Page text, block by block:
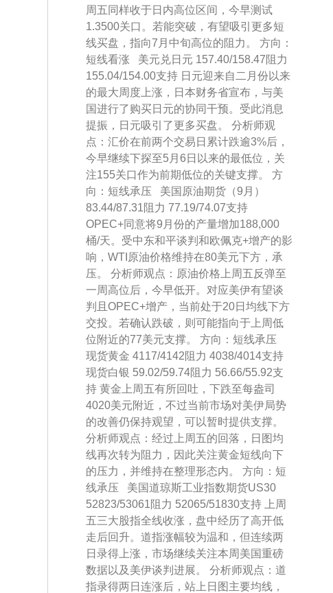
周五同样收于日内高位区间，今早测试
1.3500关口。若能突破，有望吸引更多短
线买盘，指向7月中旬高位的阻力。 方向：
短线看涨 美元兑日元 157.40/158.47阻力
155.04/154.00支持 日元迎来自二月份以来
的最大周度上涨，日本财务省宣布，与美
国进行了购买日元的协同干预。受此消息
提振，日元吸引了更多买盘。 分析师观
点：汇价在前两个交易日累计跌逾3%后，
今早继续下探至5月6日以来的最低位，关
注155关口作为前期低位的关键支撑。 方
向：短线承压 美国原油期货（9月）
83.44/87.31阻力 77.19/74.07支持
OPEC+同意将9月份的产量增加188,000
桶/天。受中东和平谈判和欧佩克+增产的影
响，WTI原油价格维持在80美元下方，承
压。 分析师观点：原油价格上周五反弹至
一周高位后，今早低开。对应美伊有望谈
判且OPEC+增产，当前处于20日均线下方
交投。若确认跌破，则可能指向于上周低
位附近的77美元支撑。 方向：短线承压
现货黄金 4117/4142阻力 4038/4014支持
现货白银 59.02/59.74阻力 56.66/55.92支
持 黄金上周五有所回吐，下跌至每盎司
4020美元附近，不过当前市场对美伊局势
的改善仍保持观望，可以暂时提供支撑。
分析师观点：经过上周五的回落，日图均
线再次转为阻力，因此关注黄金短线向下
的压力，并维持在整理形态内。 方向：短
线承压 美国道琼斯工业指数期货US30
52823/53061阻力 52065/51830支持 上周
五三大股指全线收涨，盘中经历了高开低
走后回升。道指涨幅较为温和，但连续两
日录得上涨，市场继续关注本周美国重磅
数据以及美伊谈判进展。 分析师观点：道
指录得两日连涨后，站上日图主要均线，